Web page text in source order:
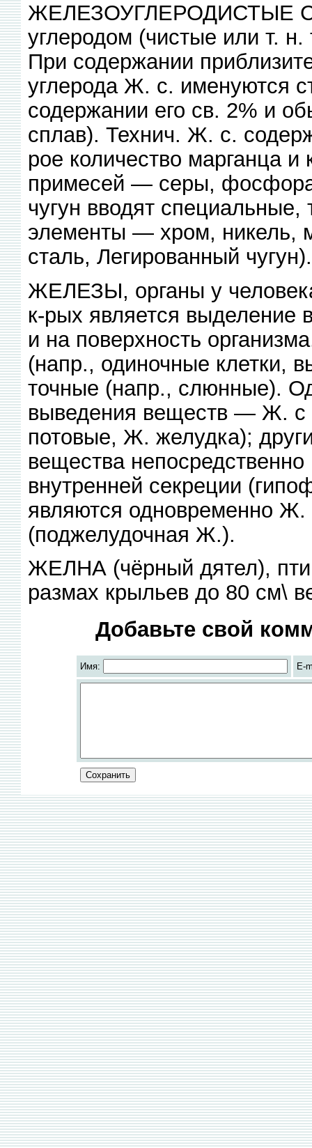
ЖЕЛЕЗОУГЛЕРОДИСТЫЕ
углеродом (чистые или т.
При содержании
углерода Ж. с. именуются
содержании его св. 2% и
сплав). Технич. Ж. с.
рое количество марганца
примесей — серы,
чугун вводят
элементы — хром, никель,
сталь, Легированный чугун).
ЖЕЛЕЗЫ, органы у
к-рых является выделение
и на поверхность
(напр., одиночные клетки,
точные (напр., слюнные).
выведения веществ — Ж. с
потовые, Ж. желудка);
вещества
внутренней секреции
являются одновременно Ж.
(поджелудочная Ж.).
ЖЕЛНА (чёрный дятел),
размах крыльев до 80 см\
Добавьте свой
Имя: E-